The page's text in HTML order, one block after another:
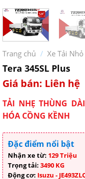
Trang chủ / Xe Tải Nhỏ
Tera 345SL Plus
Giá bán: Liên hệ
TẢI NHẸ THÙNG
HÓA CỒNG KỀNH
Đặc điểm nổi bật
Nhận xe từ: 129 Triệu
Trọng tải: 3490 KG
Động cơ: Isuzu -